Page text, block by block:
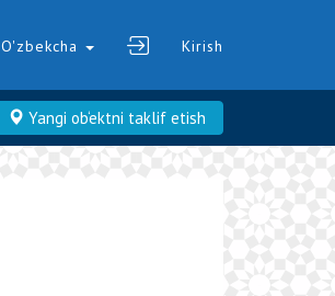
O'zbekcha Kirish
Yangi ob‘ektni taklif etish